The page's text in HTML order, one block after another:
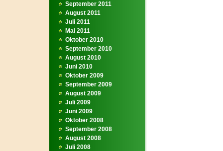
September 2011
August 2011
Juli 2011
Mai 2011
Oktober 2010
September 2010
August 2010
Juni 2010
Oktober 2009
September 2009
August 2009
Juli 2009
Juni 2009
Oktober 2008
September 2008
August 2008
Juli 2008